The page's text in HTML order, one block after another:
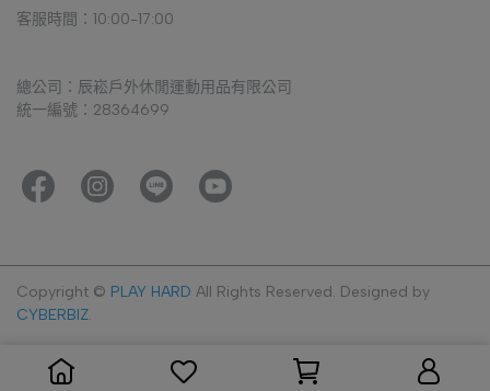
客服時間：10:00-17:00
總公司：辰崧戶外休閒運動用品有限公司
統一編號：28364699
Copyright © PLAY HARD All Rights Reserved. Designed by
CYBERBIZ.